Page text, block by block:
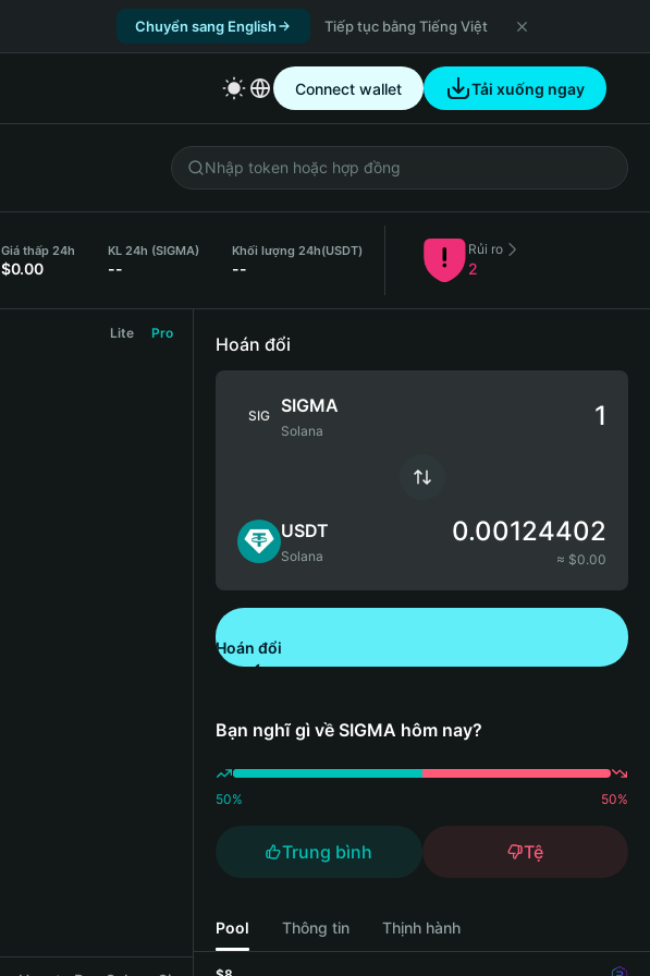
Chuyển sang English Tiếp tục bằng Tiếng Việt
Connect wallet Tải xuống ngay
Giá thấp 24h
$0.00
KL 24h (SIGMA)
--
Khối lượng 24h(USDT)
--
Rủi ro
2
Lite Pro
Hoán đổi
SIG SIGMA
Solana
USDT
Solana
0.00124402
≈ $0.00
Hoán đổi
Bạn nghĩ gì về SIGMA hôm nay?
50% 50%
Trung bình Tệ
Pool Thông tin Thịnh hành